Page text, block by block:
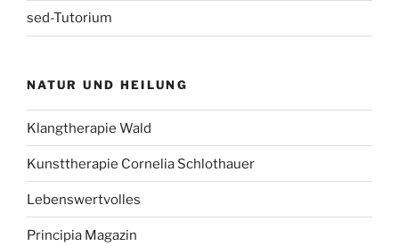
sed-Tutorium
NATUR UND HEILUNG
Klangtherapie Wald
Kunsttherapie Cornelia Schlothauer
Lebenswertvolles
Principia Magazin